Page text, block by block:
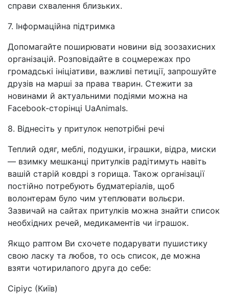
справи схвалення близьких.
7. Інформаційна підтримка
Допомагайте поширювати новини від зоозахисних
організацій. Розповідайте в соцмережах про
громадські ініціативи, важливі петиції, запрошуйте
друзів на марші за права тварин. Стежити за
новинами й актуальними подіями можна на
Facebook-сторінці UaAnimals.
8. Віднесіть у притулок непотрібні речі
Теплий одяг, меблі, подушки, іграшки, відра, миски
— взимку мешканці притулків радітимуть навіть
вашій старій ковдрі з горища. Також організації
постійно потребують будматеріалів, щоб
волонтерам було чим утеплювати вольєри.
Зазвичай на сайтах притулків можна знайти список
необхідних речей, медикаментів чи іграшок.
Якщо раптом Ви схочете подарувати пушистику
свою ласку та любов, то ось список, де можна
взяти чотирилапого друга до себе:
Сіріус (Київ)